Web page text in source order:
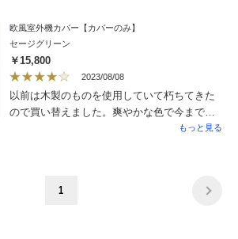
せて使用していますが、想像以上に効果があ
りました。普通サイズでもギリギリ使えたと
思いますが、上に空気が通るスペースがある
方がいいかと思い大き目にしました。外から
見えない場所なので見た目の問題は気にしま
せんでしたが、結構大きいです。
欧風室外機カバー【カバーのみ】
セージグリーン
￥15,800
2023/08/08
以前は木製のものを使用していて朽ちてきた
ので買い替えました。爽やかな色で今までよ
り明るい雰囲気です。駐車スペースにあるた
もっと見る
1